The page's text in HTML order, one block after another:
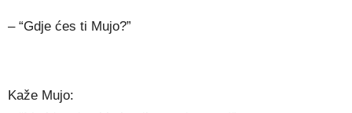
– “Gdje ćes ti Mujo?”
Kaže Mujo: